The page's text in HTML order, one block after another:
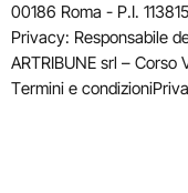
00186 Roma - P.I.
Privacy: Responsabile
ARTRIBUNE srl – Corso
Termini e condizioni